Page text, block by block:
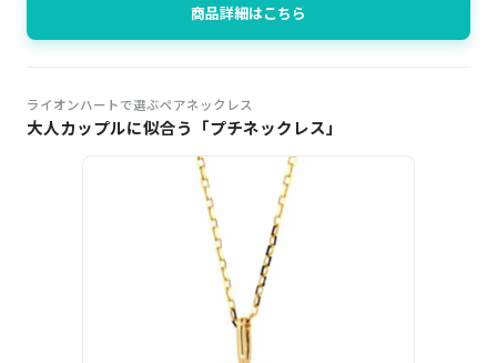
商品詳細はこちら
ライオンハートで選ぶペアネックレス
大人カップルに似合う「プチネックレス」